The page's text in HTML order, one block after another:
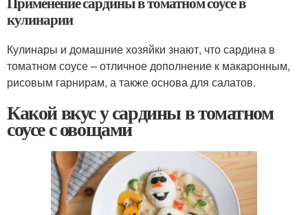
кулинарии
Кулинары и домашние хозяйки знают, что сардина в
томатном соусе – отличное дополнение к макаронным,
рисовым гарнирам, а также основа для салатов.
Какой вкус у сардины в томатном
соусе с овощами